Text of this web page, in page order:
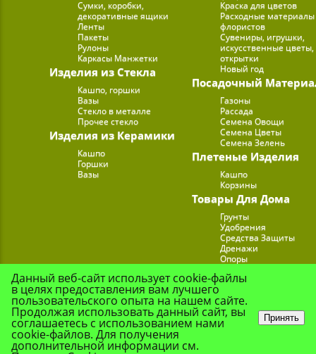
Сумки, коробки,
декоративные ящики
Ленты
Пакеты
Рулоны
Каркасы Манжетки
Изделия из Стекла
Кашпо, горшки
Вазы
Стекло в металле
Прочее стекло
Изделия из Керамики
Кашпо
Горшки
Вазы
Краска для цветов
Расходные
флористов
Сувениры, игрушки,
искусственные цветы,
открытки
Новый год
Посадочный
Газоны
Рассада
Семена Овощи
Семена Цветы
Семена Зелень
Плетеные Изделия
Кашпо
Корзины
Товары Для Дома
Грунты
Удобрения
Средства Защиты
Дренажи
Опоры
Подставки для Цветов
Данный веб-сайт использует cookie-файлы
в целях предоставления вам лучшего
пользовательского опыта на нашем сайте.
Продолжая использовать данный сайт, вы
соглашаетесь с использованием нами
cookie-файлов. Для получения
дополнительной информации см.
Принять